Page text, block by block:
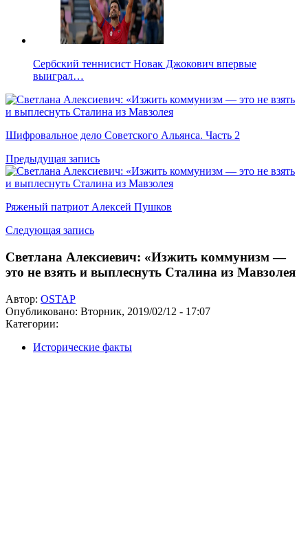
Сербский теннисист Новак Джокович впервые
выиграл…
Шифровальное дело Советского Альянса. Часть 2
Предыдущая запись
Ряженый патриот Алексей Пушков
Следующая запись
Светлана Алексиевич: «Изжить коммунизм —
это не взять и выплеснуть Сталина из Мавзолея
Автор: OSTAP
Опубликовано: Вторник, 2019/02/12 - 17:07
Категории:
Исторические факты